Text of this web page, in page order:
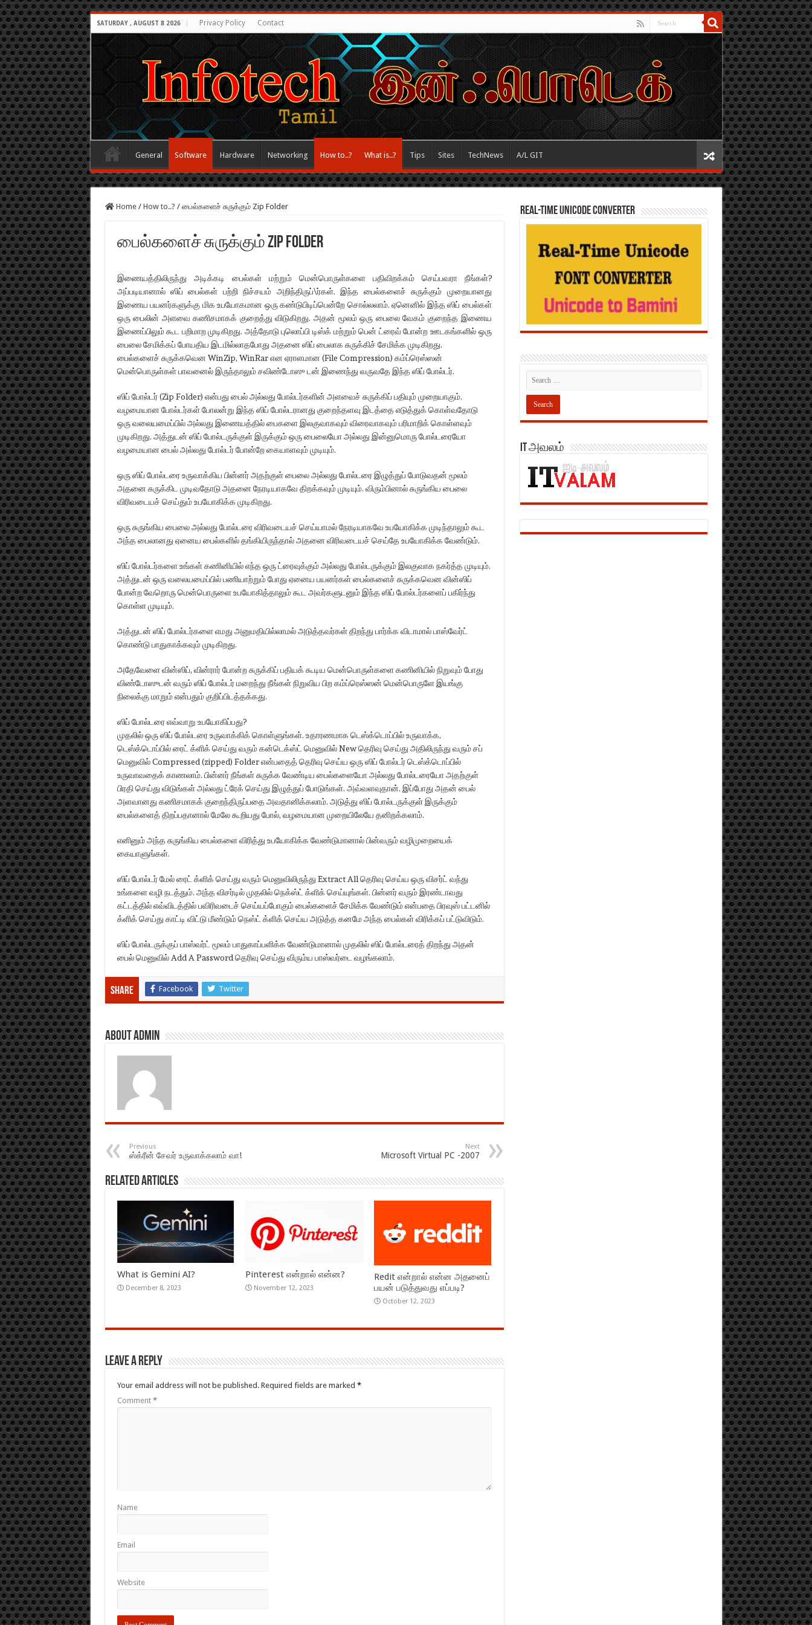
SATURDAY , AUGUST 8 2026 Privacy Policy Contact
General Software Hardware Networking How to..? What is..? Tips Sites TechNews A/L GIT
Home / How to..? / பைல்களைச் சுருக்கும் Zip Folder
பைல்களைச் சுருக்கும் Zip Folder
இணையத்திலிருந்து அடிக்கடி பைல்கள் மற்றும் மென்பொருள்களை பதிவிறக்கம் செய்பவரா நீங்கள்?
அப்படியானால் ஸிப் பைல்கள் பற்றி நிச்சயம் அறிந்திருப்\ர்கள். இந்த பைல்களைச் சுருக்கும் முறையானது
இணைய பயனர்களுக்கு மிக உபயோகமான ஒரு கண்டுபிடிப்பென்றே சொல்லலாம். ஏனெனில் இந்த ஸிப் பைல்கள்
ஒரு பைலின் அளவை கணிசமாகக் குறைத்து விடுகிறது. அதன் மூலம் ஒரு பைலை வேகம் குறைந்த இணைய
இணைப்பிலும் கூட பறிமாற முடிகிறது. அத்தோடு புலொப்பி டிஸ்க் மற்றும் பென் ட்ரைவ் போன்ற ஊடகங்களில் ஒரு
பைலை சேமிக்கப் போயதிய இடமில்லாதபோது அதனை ஸிப் பைலாக சுருக்கிச் சேமிக்க முடிகிறது.
பைல்களைச் சுருக்கவென WinZip, WinRar என ஏராளமான (File Compression) கம்ப்ரெஸ்ஸன்
மென்பொருள்கள் பாவனைல் இருந்தாலும் சவிண்டோஸு டன் இணைந்து வருவதே இந்த ஸிப் போல்டர்.
ஸிப் போல்டர் (Zip Folder) என்பது பைல் அல்லது போல்டர்களின் அளவைச் சுருக்கிப் பதியும் முறையாகும்.
வழமையான போல்டர்கள் போலன்று இந்த ஸிப் போல்டரானது குறைந்தளவு இடத்தை எடுத்துக் கொள்வதோடு
ஒரு வலையமைப்பில் அல்லது இணையத்தில் பைகளை இலகுவாகவும் விரைவாகவும் பரிமாறிக் கொள்ளவும்
முடிகிறது. அத்துடன் ஸிப் போல்டருக்குள் இருக்கும் ஒரு பைலையோ அல்லது இன்னுமொரு போல்டரையோ
வழமையான பைல் அல்லது போல்டர் போன்றே கையாளவும் முடியும்.
ஒரு ஸிப் போல்டரை உருவாக்கிய பின்னர் அதற்குள் பைலை அல்லது போல்டரை இழுத்துப் போடுவதன் மூலம்
அதனை சுருக்கிட முடிவதோடு அதனை நேரடியாகவே திறக்கவும் முடியும். விரும்பினால் சுருங்கிய பைலை
விரிவடையச் செய்தும் உபயோகிக்க முடிகிறது.
ஒரு சுருங்கிய பைலை அல்லது போல்டரை விரிவடையச் செய்யாமல் நேரடியாகவே உபயோகிக்க முடிந்தாலும் கூட
அந்த பைலானது ஏனைய பைல்களில் தங்கியிருந்தால் அதனை விரிவடையச் செய்தே உபயோகிக்க வேண்டும்.
ஸிப் போல்டர்களை உங்கள் கணினியில் எந்த ஒரு ட்ரைவுக்கும் அல்லது போல்டருக்கும் இலகுவாக நகர்த்த முடியும்.
அத்துடன் ஒரு வலையமைப்பில் பணியாற்றும் போது ஏனைய பயனர்கள் பைல்களைச் சுருக்கவென வின்ஸிப்
போன்ற வேறொரு மென்பொருளை உபயோகித்தாலும் கூட அவர்களுடனும் இந்த ஸிப் போல்டர்களைப் பகிர்ந்து
கொள்ள முடியும்.
அத்துடன் ஸிப் போல்டர்களை எமது அனுமதியில்லாமல் அடுத்தவர்கள் திறந்து பார்க்க விடாமால் பாஸ்வேர்ட்
கொண்டு பாதுகாக்கவும் முடிகிறது.
அதேவேளை வின்ஸிப், வின்ரார் போன்ற சுருக்கிப் பதியக் கூடிய மென்பொருள்களை கணினியில் நிறுவும் போது
விண்டோஸுடன் வரும் ஸிப் போல்டர் மறைந்து நீங்கள் நிறுவிய பிற கம்ப்ரெஸ்ஸன் மென்பொருளே இயங்கு
நிலைக்கு மாறும் என்பதும் குறிப்பிடத்தக்கது.
ஸிப் போல்டரை எவ்வாறு உபயோகிப்பது?
முதலில் ஒரு ஸிப் போல்டரை உருவாக்கிக் கொள்ளுங்கள். உதாரணமாக டெஸ்க்டொப்பில் உருவாக்க,
டெஸ்க்டொப்பில் ரைட் க்ளிக் செய்து வரும் கன்டெக்ஸ்ட் மெனுவில் New தெரிவு செய்து அதிலிருந்து வரும் சப்
மெனுவில் Compressed (zipped) Folder என்பதைத் தெரிவு செய்ய ஒரு ஸிப் போல்டர் டெஸ்க்டொப்பில்
உருவாவதைக் காணலாம். பின்னர் நீங்கள் சுருக்க வேண்டிய பைல்களையோ அல்லது போல்டரையோ அதற்குள்
பிரதி செய்து விடுங்கள் அல்லது ட்ரேக் செய்து இழுத்துப் போடுங்கள். அவ்வளவுதான். இப்போது அதன் பைல்
அளவானது கணிசமாகக் குறைந்திருப்பதை அவதானிக்கலாம். அடுத்து ஸிப் போல்டருக்குள் இருக்கும்
பைல்களைத் திறப்பதானால் மேலே கூறியது போல், வழமையான முறையிலேயே தனிறக்கலாம்.
எனினும் அந்த சுருங்கிய பைல்களை விரித்து உபயோகிக்க வேண்டுமானால் பின்வரும் வழிமுறையைக்
கையாளுங்கள்.
ஸிப் போல்டர் மேல் ரைட் க்ளிக் செய்து வரும் மெனுவிலிருந்து Extract All தெரிவு செய்ய ஒரு விசர்ட் வந்து
உங்களை வழி நடத்தும். அந்த விசர்டில் முதலில் நெக்ஸ்ட் க்ளிக் செய்யுங்கள். பின்னர் வரும் இரண்டாவது
கட்டத்தில் எவ்விடத்தில் பவிரிவடைச் செய்யப்போகும் பைல்களைச் சேமிக்க வேண்டும் என்பதை பிரவுஸ் பட்டனில்
க்ளிக் செய்து காட்டி விட்டு மீண்டும் நெஸ்ட் க்ளிக் செய்ய அடுத்த கனமே அந்த பைல்கள் விரிக்கப் பட்டுவிடும்.
ஸிப் போல்டருக்குப் பாஸ்வர்ட் மூலம் பாதுகாப்பளிக்க வேண்டுமானால் முதலில் ஸிப் போல்டரைத் திறந்து அதன்
பைல் மெனுவில் Add A Password தெரிவு செய்து விரும்ய பாஸ்வர்டை வழங்கலாம்.
Share Facebook Twitter
About admin
Previous
ஸ்க்ரீன் சேவர் உருவாக்கலாம் வா!
Next
Microsoft Virtual PC -2007
Related Articles
What is Gemini AI?
December 8, 2023
Pinterest என்றால் என்ன?
November 12, 2023
Redit என்றால் என்ன அதனைப்
பயன் படுத்துவது எப்படி?
October 12, 2023
Leave a Reply
Your email address will not be published. Required fields are marked *
Comment *
Name
Email
Website
REAL-TIME UNICODE CONVERTER
IT அவலம்